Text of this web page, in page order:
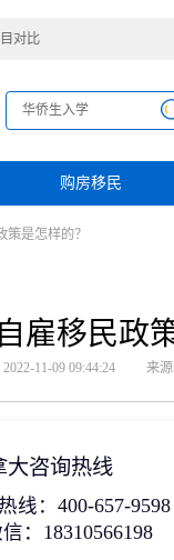
对比
葡萄牙
塞浦路斯
斐济
护照移民
土耳其存款护照
瑙鲁投资入籍计划
格鲁吉亚护照
购房移民
是怎样的？
雇移民政
11-09 09:44:24 来
大咨询热线
线：400-657-9598
：18310566198